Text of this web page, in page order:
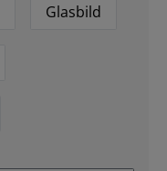
Glasbild